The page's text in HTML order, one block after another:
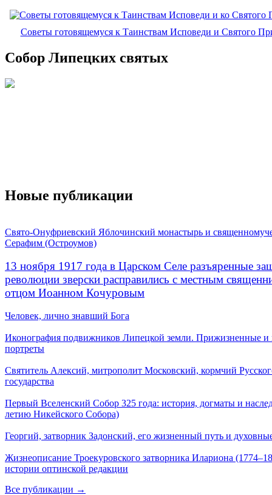
Советы готовящемуся к Таинствам Исповеди и Святого
Собор Липецких святых
Новые публикации
Свято-Онуфриевский Яблочинский монастырь и
Серафим (Остроумов)
13 ноября 1917 года в Царском Селе разъяренные
революции зверски расправились с местным
отцом Иоанном Кочуровым
Человек, лично знавший Бога
Иконография подвижников Липецкой земли. Прижизненные и
портреты
Святитель Алексий, митрополит Московский, кормчий
государства
Первый Вселенский Собор 325 года: история, догматы и
летию Никейского Собора)
Георгий, затворник Задонский, его жизненный путь и
Жизнеописание Троекуровского затворника Илариона
истории оптинской редакции
Все публикации →